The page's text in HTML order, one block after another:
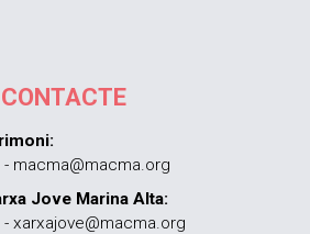
CONTACTE
macma@macma.org
Jove Marina Alta:
xarxajove@macma.org